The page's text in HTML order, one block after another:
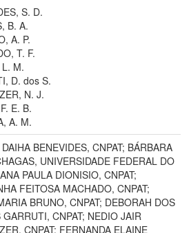
S. D.
B. A.
A. P.
T. F.
M.
D. dos S.
N. J.
E. B.
A. M.
BENEVIDES, CNPAT; BÁRBARA
UNIVERSIDADE FEDERAL DO
PAULA DIONISIO, CNPAT;
FEITOSA MACHADO, CNPAT;
BRUNO, CNPAT; DEBORAH DOS
GARRUTI, CNPAT; NEDIO JAIR
CNPAT; FERNANDA ELAINE